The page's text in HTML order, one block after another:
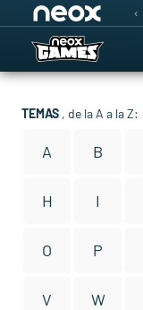
TEMAS , de la A a la Z:
A B
H I
O P
V W